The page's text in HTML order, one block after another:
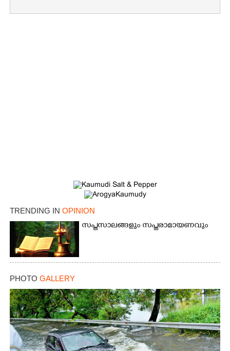
TRENDING IN OPINION
സപ്തസാലങ്ങളും സപ്തരാമായണവും
PHOTO GALLERY